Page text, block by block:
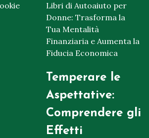
Libri di Autoaiuto per
Donne: Trasforma la
Tua Mentalità
Finanziaria e Aumenta la
Fiducia Economica
Temperare le
Aspettative:
Comprendere gli
Effetti